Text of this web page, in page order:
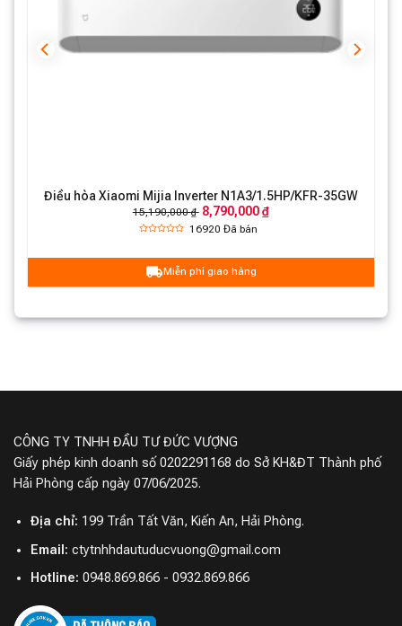
Điều hòa Xiaomi Mijia Inverter N1A3/1.5HP/KFR-35GW
15,190,000 ₫ 8,790,000 ₫
16920Đã bán
Miễn phí giao hàng
CÔNG TY TNHH ĐẦU TƯ ĐỨC VƯỢNG
Giấy phép kinh doanh số 0202291168 do Sở KH&ĐT Thành phố
Hải Phòng cấp ngày 07/06/2025.
Địa chỉ: 199 Trần Tất Văn, Kiến An, Hải Phòng.
Email: ctytnhhdautuducvuong@gmail.com
Hotline: 0948.869.866 - 0932.869.866